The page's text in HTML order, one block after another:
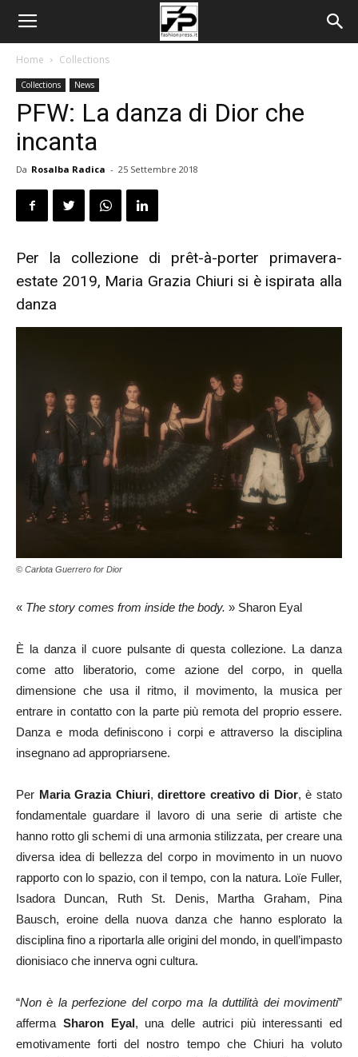
Home Collections
Collections News
PFW: La danza di Dior che
incanta
Da Rosalba Radica - 25 Settembre 2018
Per la collezione di prêt-à-porter primavera-
estate 2019, Maria Grazia Chiuri si è ispirata alla
danza
© Carlota Guerrero for Dior
« The story comes from inside the body. » Sharon Eyal
È la danza il cuore pulsante di questa collezione. La danza
come atto liberatorio, come azione del corpo, in quella
dimensione che usa il ritmo, il movimento, la musica per
entrare in contatto con la parte più remota del proprio essere.
Danza e moda definiscono i corpi e attraverso la disciplina
insegnano ad appropriarsene.
Per Maria Grazia Chiuri,direttore creativo di Dior, è stato
fondamentale guardare il lavoro di una serie di artiste che
hanno rotto gli schemi di una armonia stilizzata, per creare una
diversa idea di bellezza del corpo in movimento in un nuovo
rapporto con lo spazio, con il tempo, con la natura. Loïe Fuller,
Isadora Duncan, Ruth St. Denis, Martha Graham, Pina
Bausch, eroine della nuova danza che hanno esplorato la
disciplina fino a riportarla alle origini del mondo, in quell’impasto
dionisiaco che innerva ogni cultura.
“Non è la perfezione del corpo ma la duttilità dei movimenti”
afferma Sharon Eyal, una delle autrici più interessanti ed
emotivamente forti del nostro tempo che Chiuri ha voluto